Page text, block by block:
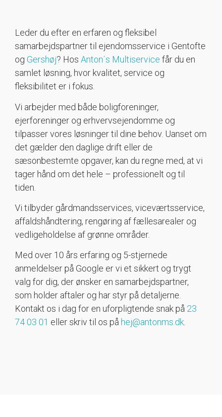
Leder du efter en erfaren og fleksibel
samarbejdspartner til ejendomsservice i Gentofte
og Gershøj? Hos Anton´s Multiservice får du en
samlet løsning, hvor kvalitet, service og
fleksibilitet er i fokus.
Vi arbejder med både boligforeninger,
ejerforeninger og erhvervsejendomme og
tilpasser vores løsninger til dine behov. Uanset om
det gælder den daglige drift eller de
sæsonbestemte opgaver, kan du regne med, at vi
tager hånd om det hele – professionelt og til
tiden.
Vi tilbyder gårdmandsservices, viceværtsservice,
affaldshåndtering, rengøring af fællesarealer og
vedligeholdelse af grønne områder.
Med over 10 års erfaring og 5-stjernede
anmeldelser på Google er vi et sikkert og trygt
valg for dig, der ønsker en samarbejdspartner,
som holder aftaler og har styr på detaljerne.
Kontakt os i dag for en uforpligtende snak på 23
74 03 01 eller skriv til os på hej@antonms.dk.